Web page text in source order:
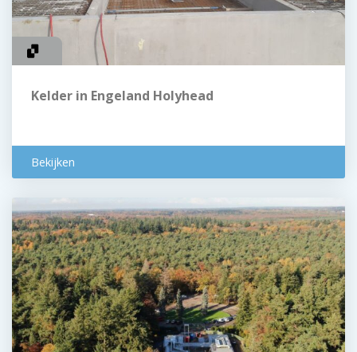
Kelder in Engeland Holyhead
Bekijken